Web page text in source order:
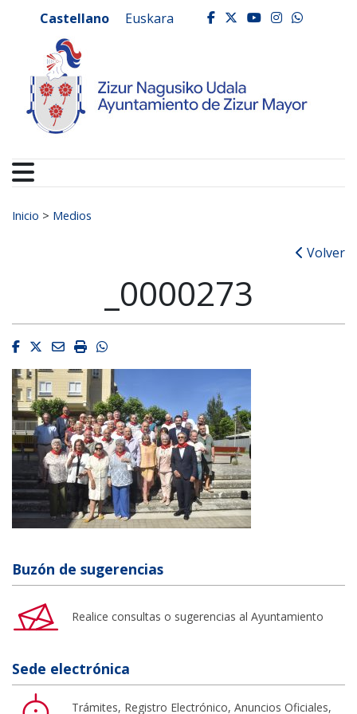
Ayuntamiento de
Castellano Euskara facebook
twitter
youtube
Buscar:
Inicio > Medios
Volver
_0000273
Facebook
Twitter
EmailImprimirWhatsapp
Buzón de sugerencias
Realice consultas o sugerencias al Ayuntamiento
Sede electrónica
Trámites, Registro Electrónico, Anuncios Oficiales,